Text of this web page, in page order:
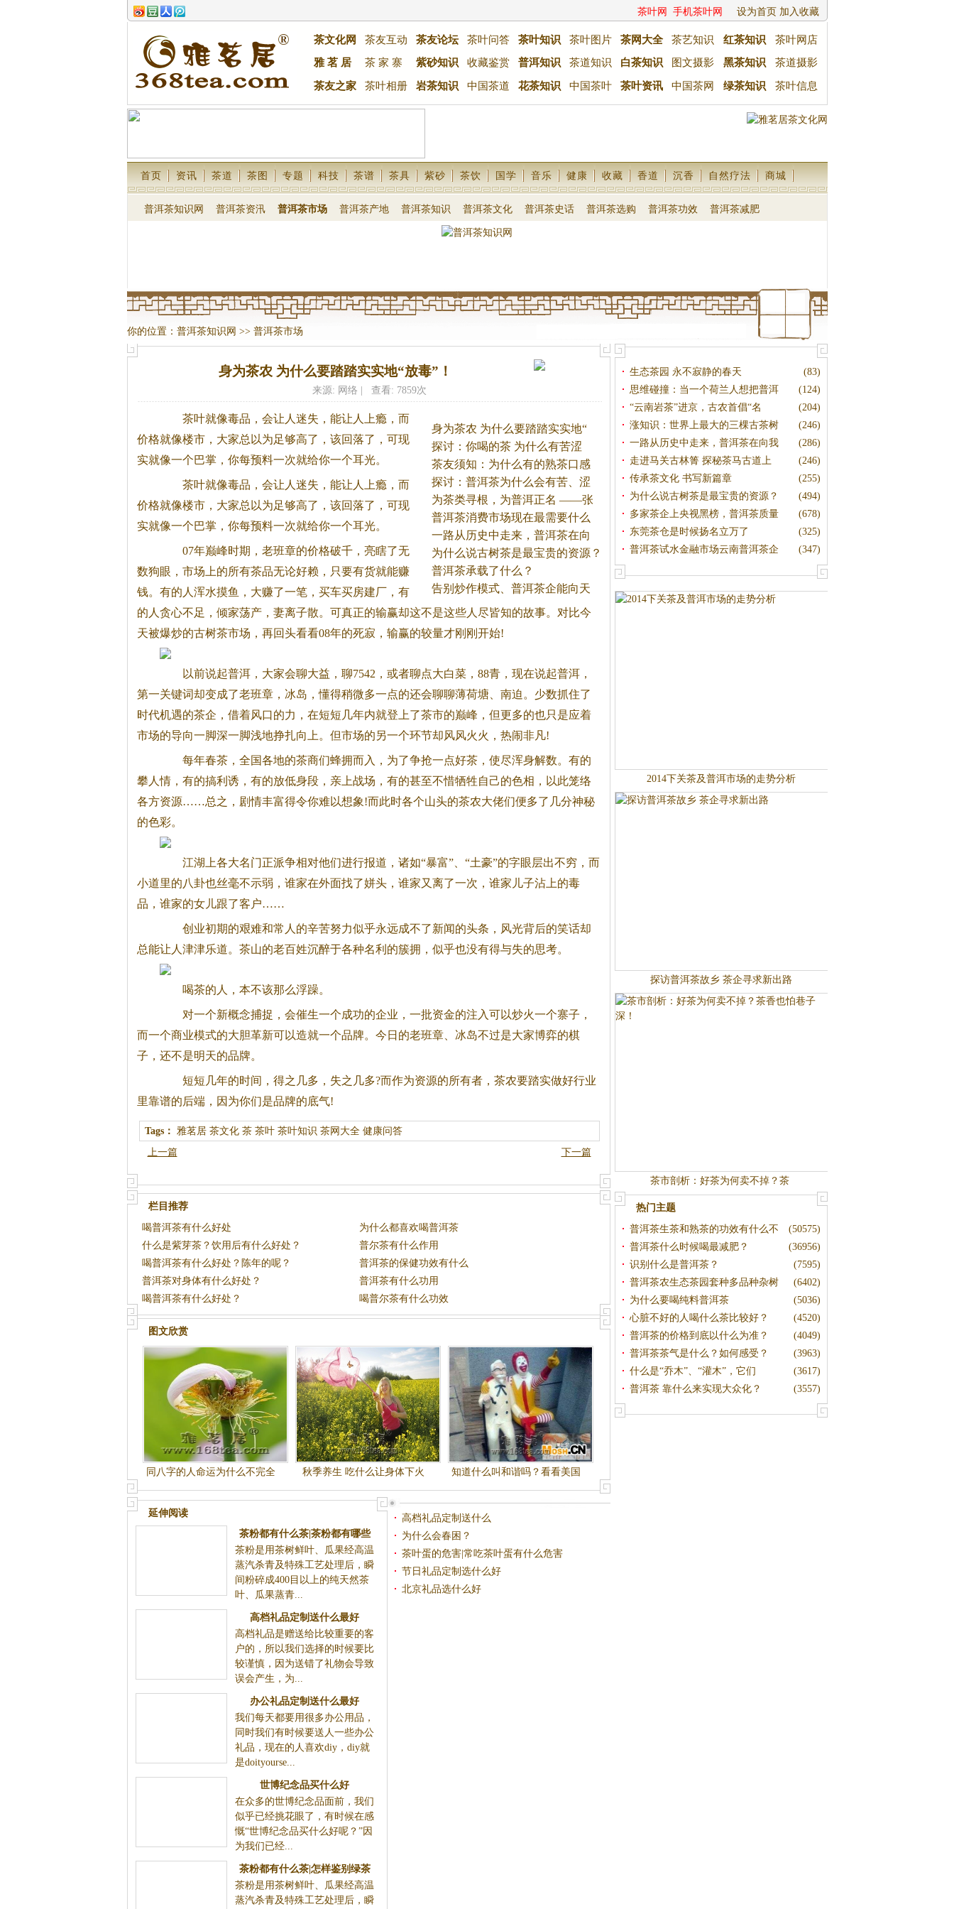
茶叶网 手机茶叶网 设为首页 加入收藏
茶文化网 茶友互动 茶友论坛 茶叶问答 茶叶知识 茶叶图片 茶网大全 茶艺知识 红茶知识
茶叶网店
雅 茗 居
茶 家 寨 紫砂知识 收藏鉴赏 普洱知识 茶道知识 白茶知识 图文摄影 黑茶知识 茶道摄影
茶友之家 茶叶相册 岩茶知识 中国茶道 花茶知识 中国茶叶 茶叶资讯 中国茶网 绿茶知识 茶叶信息
首页 资讯 茶道 茶图 专题 科技 茶谱 茶具 紫砂 茶饮 国学 音乐 健康 收藏 香道 沉香 自然疗法 商城
普洱茶知识网 普洱茶资汛 普洱茶市场 普洱茶产地 普洱茶知识 普洱茶文化 普洱茶史话 普洱茶选购 普洱茶功效 普洱茶减肥
你的位置： 普洱茶知识网 >> 普洱茶市场
身为茶农 为什么要踏踏实实地“放毒”！
来源: 网络 | 查看: 7859次
身为茶农 为什么要踏踏实实地“
探讨：你喝的茶 为什么有苦涩
味？
茶友须知：为什么有的熟茶口感
不
探讨：普洱茶为什么会有苦、涩
味
为茶类寻根，为普洱正名 ——张
普洱茶消费市场现在最需要什么
样
一路从历史中走来，普洱茶在向
我
为什么说古树茶是最宝贵的资源？
普洱茶承载了什么？
告别炒作模式、普洱茶企能向天
福
茶叶就像毒品，会让人迷失，能让人上瘾，而
价格就像楼市，大家总以为足够高了，该回落了，可现
实就像一个巴掌，你每预料一次就给你一个耳光。
茶叶就像毒品，会让人迷失，能让人上瘾，而
价格就像楼市，大家总以为足够高了，该回落了，可现
实就像一个巴掌，你每预料一次就给你一个耳光。
07年巅峰时期，老班章的价格破千，亮瞎了无
数狗眼，市场上的所有茶品无论好赖，只要有货就能赚
钱。有的人浑水摸鱼，大赚了一笔，买车买房建厂，有
的人贪心不足，倾家荡产，妻离子散。可真正的输赢却这不是这些人尽皆知的故事。对比今
天被爆炒的古树茶市场，再回头看看08年的死寂，输赢的较量才刚刚开始!
以前说起普洱，大家会聊大益，聊7542，或者聊点大白菜，88青，现在说起普洱，
第一关键词却变成了老班章，冰岛，懂得稍微多一点的还会聊聊薄荷塘、南迫。少数抓住了
时代机遇的茶企，借着风口的力，在短短几年内就登上了茶市的巅峰，但更多的也只是应着
市场的导向一脚深一脚浅地挣扎向上。但市场的另一个环节却风风火火，热闹非凡!
每年春茶，全国各地的茶商们蜂拥而入，为了争抢一点好茶，使尽浑身解数。有的
攀人情，有的搞利诱，有的放低身段，亲上战场，有的甚至不惜牺牲自己的色相，以此笼络
各方资源……总之，剧情丰富得令你难以想象!而此时各个山头的茶农大佬们便多了几分神秘
的色彩。
江湖上各大名门正派争相对他们进行报道，诸如“暴富”、“土豪”的字眼层出不穷，而
小道里的八卦也丝毫不示弱，谁家在外面找了姘头，谁家又离了一次，谁家儿子沾上的毒
品，谁家的女儿跟了客户……
创业初期的艰难和常人的辛苦努力似乎永远成不了新闻的头条，风光背后的笑话却
总能让人津津乐道。茶山的老百姓沉醉于各种名利的簇拥，似乎也没有得与失的思考。
喝茶的人，本不该那么浮躁。
对一个新概念捕捉，会催生一个成功的企业，一批资金的注入可以炒火一个寨子，
而一个商业模式的大胆革新可以造就一个品牌。今日的老班章、冰岛不过是大家博弈的棋
子，还不是明天的品牌。
短短几年的时间，得之几多，失之几多?而作为资源的所有者，茶农要踏实做好行业
里靠谱的后端，因为你们是品牌的底气!
Tags： 雅茗居 茶文化 茶 茶叶 茶叶知识 茶网大全 健康问答
上一篇
下一篇
栏目推荐
喝普洱茶有什么好处
为什么都喜欢喝普洱茶
什么是紫芽茶？饮用后有什么好处？
普尔茶有什么作用
喝普洱茶有什么好处？陈年的呢？
普洱茶的保健功效有什么
普洱茶对身体有什么好处？
普洱茶有什么功用
喝普洱茶有什么好处？
喝普尔茶有什么功效
图文欣赏
同八字的人命运为什么不完全
相同？--命理守恒定律
秋季养生 吃什么让身体下火
知道什么叫和谐吗？看看美国
人怎么做到的
延伸阅读
茶粉都有什么茶|茶粉都有哪些
茶
茶粉是用茶树鲜叶、瓜果经高温
蒸汽杀青及特殊工艺处理后，瞬
间粉碎成400目以上的纯天然茶
叶、瓜果蒸青...
高档礼品定制送什么最好
高档礼品是赠送给比较重要的客
户的，所以我们选择的时候要比
较谨慎，因为送错了礼物会导致
误会产生，为...
办公礼品定制送什么最好
我们每天都要用很多办公用品，
同时我们有时候要送人一些办公
礼品，现在的人喜欢diy，diy就
是doityourse...
世博纪念品买什么好
在众多的世博纪念品面前，我们
似乎已经挑花眼了，有时候在感
慨“世博纪念品买什么好呢？”因
为我们已经...
茶粉都有什么茶|怎样鉴别绿茶
粉的质量
茶粉是用茶树鲜叶、瓜果经高温
蒸汽杀青及特殊工艺处理后，瞬
高档礼品定制送什么
为什么会春困？
茶叶蛋的危害|常吃茶叶蛋有什么危害
节日礼品定制选什么好
北京礼品选什么好
(83)
生态茶园 永不寂静的春天
(124)
思维碰撞：当一个荷兰人想把普洱
(204)
“云南岩茶”进京，古农首倡“名
(246)
涨知识：世界上最大的三棵古茶树
(286)
一路从历史中走来，普洱茶在向我
(246)
走进马关古林箐 探秘茶马古道上
(255)
传承茶文化 书写新篇章
(494)
为什么说古树茶是最宝贵的资源？
(678)
多家茶企上央视黑榜，普洱茶质量
(325)
东莞茶仓是时候扬名立万了
(347)
普洱茶试水金融市场云南普洱茶企
2014下关茶及普洱市场的走势分析
探访普洱茶故乡 茶企寻求新出路
茶市剖析：好茶为何卖不掉？茶
热门主题
(50575)
普洱茶生茶和熟茶的功效有什么不
(36956)
普洱茶什么时候喝最减肥？
(7595)
识别什么是普洱茶？
(6402)
普洱茶农生态茶园套种多品种杂树
(5036)
为什么要喝纯料普洱茶
(4520)
心脏不好的人喝什么茶比较好？
(4049)
普洱茶的价格到底以什么为准？
(3963)
普洱茶茶气是什么？如何感受？
(3617)
什么是“乔木”、“灌木”，它们
(3557)
普洱茶 靠什么来实现大众化？